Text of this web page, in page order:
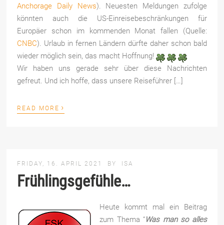
Anchorage Daily News). Neuesten Meldungen zufolge
könnten auch die US-Einreisebeschränkungen für
Europäer schon im kommenden Monat fallen (Quelle:
CNBC). Urlaub in fernen Ländern dürfte daher schon bald
wieder möglich sein, das macht Hoffnung!
Wir haben uns gerade sehr über diese Nachrichten
gefreut. Und ich hoffe, dass unsere Reiseführer […]
READ MORE ›
FRIDAY, 16. APRIL 2021 BY ISA
Frühlingsgefühle…
Heute kommt mal ein Beitrag
zum Thema “Was man so alles